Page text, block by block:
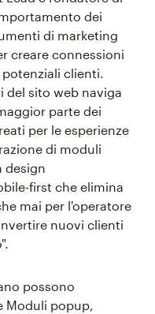
dei
di marketing
creare connessioni
clienti.
del sito web naviga
parte dei
per le esperienze
di moduli
design
first che elimina
mai per l'operatore
nuovi clienti
possono
Moduli popup,